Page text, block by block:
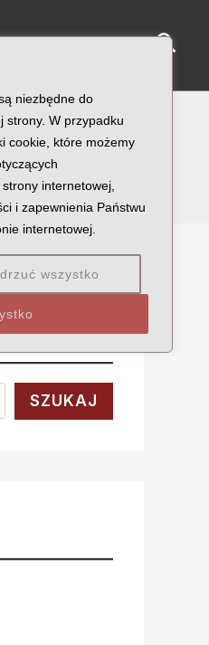
niezbędne do
strony. W przypadku
cookie, które możemy
internetowej,
i zapewnienia Państwu
internetowej.
wszystko
SZUKAJ